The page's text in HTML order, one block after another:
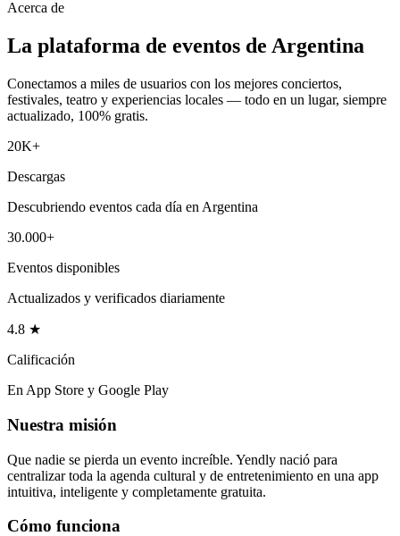
Acerca de
La plataforma de eventos de Argentina
Conectamos a miles de usuarios con los mejores conciertos,
festivales, teatro y experiencias locales — todo en un lugar, siempre
actualizado, 100% gratis.
20K+
Descargas
Descubriendo eventos cada día en Argentina
30.000+
Eventos disponibles
Actualizados y verificados diariamente
4.8 ★
Calificación
En App Store y Google Play
Nuestra misión
Que nadie se pierda un evento increíble. Yendly nació para
centralizar toda la agenda cultural y de entretenimiento en una app
intuitiva, inteligente y completamente gratuita.
Cómo funciona